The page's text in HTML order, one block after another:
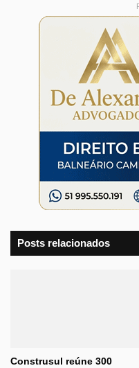
Posts relacionados
Construsul reúne 300